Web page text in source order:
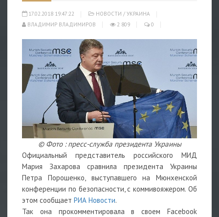
17.02.2018 19:47:22 НОВОСТИ / УКРАИНА
ВЛАДИМИР ВЛАДИМИРОВ
2 809 0
© Фото : пресс-служба президента Украины
Официальный представитель российского МИД
Мария Захарова сравнила президента Украины
Петра Порошенко, выступавшего на Мюнхенской
конференции по безопасности, с коммивояжером. Об
этом сообщает РИА Новости.
Так она прокомментировала в своем Facebook